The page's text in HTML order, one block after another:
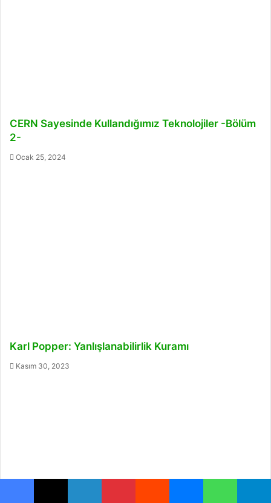
CERN Sayesinde Kullandığımız Teknolojiler -Bölüm
2-
Ocak 25, 2024
Karl Popper: Yanlışlanabilirlik Kuramı
Kasım 30, 2023